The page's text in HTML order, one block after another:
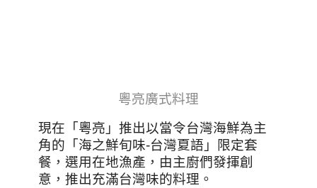
粵亮廣式料理
現在「粵亮」推出以當令台灣海鮮為主
角的「海之鮮旬味-台灣夏語」限定套
餐，選用在地漁產，由主廚們發揮創
意，推出充滿台灣味的料理。